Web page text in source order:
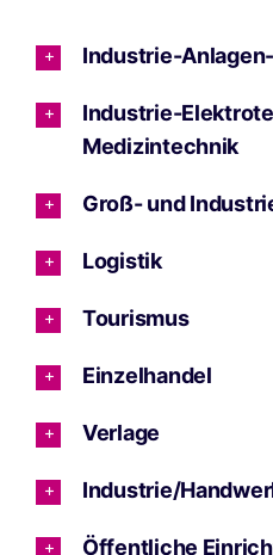
Industrie-
Industrie-
Medizintechnik
Groß- und
Logistik
Tourismus
Einzelhandel
Verlage
Industrie/
Öffentliche